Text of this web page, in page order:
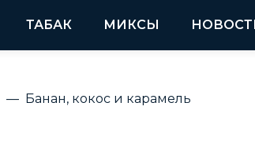
ТАБАК МИКСЫ
Банан, кокос и карамель